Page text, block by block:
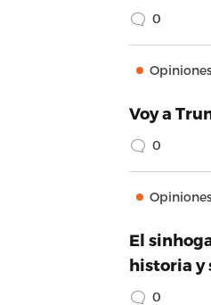
0
Opiniones
Voy a
0
Opiniones
El
historia y
0